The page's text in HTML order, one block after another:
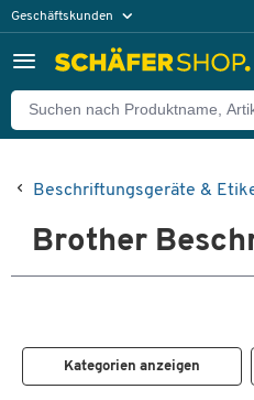
Geschäftskunden
Beschriftungsgeräte &
Brother
Kategorien anzeigen